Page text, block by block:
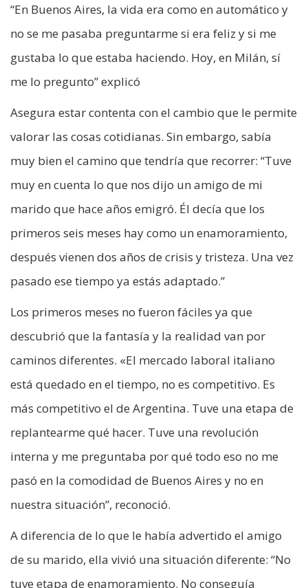
“En Buenos Aires, la vida era como en automático y
no se me pasaba preguntarme si era feliz y si me
gustaba lo que estaba haciendo. Hoy, en Milán, sí
me lo pregunto” explicó
Asegura estar contenta con el cambio que le permite
valorar las cosas cotidianas. Sin embargo, sabía
muy bien el camino que tendría que recorrer: “Tuve
muy en cuenta lo que nos dijo un amigo de mi
marido que hace años emigró. Él decía que los
primeros seis meses hay como un enamoramiento,
después vienen dos años de crisis y tristeza. Una vez
pasado ese tiempo ya estás adaptado.”
Los primeros meses no fueron fáciles ya que
descubrió que la fantasía y la realidad van por
caminos diferentes. «El mercado laboral italiano
está quedado en el tiempo, no es competitivo. Es
más competitivo el de Argentina. Tuve una etapa de
replantearme qué hacer. Tuve una revolución
interna y me preguntaba por qué todo eso no me
pasó en la comodidad de Buenos Aires y no en
nuestra situación”, reconoció.
A diferencia de lo que le había advertido el amigo
de su marido, ella vivió una situación diferente: “No
tuve etapa de enamoramiento. No conseguía